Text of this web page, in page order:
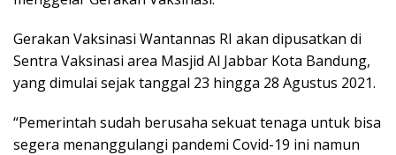
Gerakan Vaksinasi Wantannas RI akan dipusatkan di
Sentra Vaksinasi area Masjid Al Jabbar Kota Bandung,
yang dimulai sejak tanggal 23 hingga 28 Agustus 2021.
“Pemerintah sudah berusaha sekuat tenaga untuk bisa
segera menanggulangi pandemi Covid-19 ini namun